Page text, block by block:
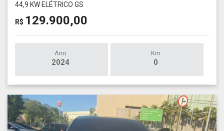
44,9 KW ELÉTRICO GS
R$ 129.900,00
Ano
2024
Km
0